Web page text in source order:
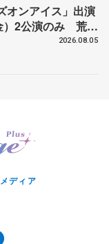
オンアイス」出演
2公演のみ 荒川
ス、20周年のアイ
2026.08.05
ディア